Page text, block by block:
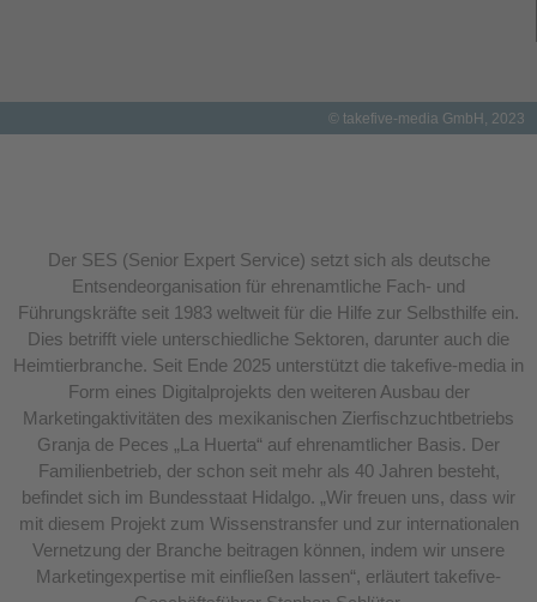
© takefive-media GmbH, 2023
Der SES (Senior Expert Service) setzt sich als deutsche
Entsendeorganisation für ehrenamtliche Fach- und
Führungskräfte seit 1983 weltweit für die Hilfe zur Selbsthilfe ein.
Dies betrifft viele unterschiedliche Sektoren, darunter auch die
Heimtierbranche. Seit Ende 2025 unterstützt die takefive-media in
Form eines Digitalprojekts den weiteren Ausbau der
Marketingaktivitäten des mexikanischen Zierfischzuchtbetriebs
Granja de Peces „La Huerta“ auf ehrenamtlicher Basis. Der
Familienbetrieb, der schon seit mehr als 40 Jahren besteht,
befindet sich im Bundesstaat Hidalgo. „Wir freuen uns, dass wir
mit diesem Projekt zum Wissenstransfer und zur internationalen
Vernetzung der Branche beitragen können, indem wir unsere
Marketingexpertise mit einfließen lassen“, erläutert takefive-